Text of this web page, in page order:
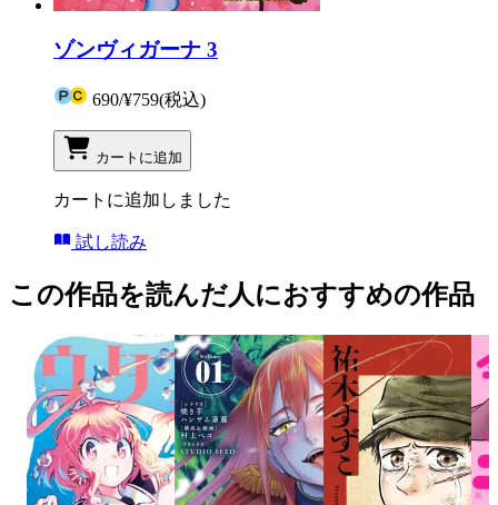
ゾンヴィガーナ 3
690/¥759(税込)
カートに追加
カートに追加しました
試し読み
この作品を読んだ人におすすめの作品